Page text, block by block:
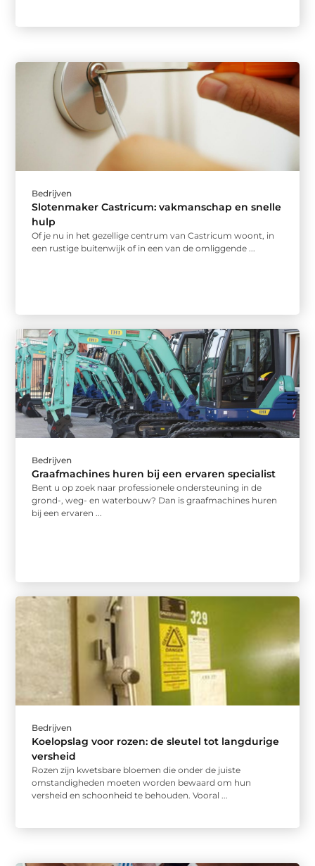
Bedrijven
Slotenmaker Castricum: vakmanschap en snelle
hulp
Of je nu in het gezellige centrum van Castricum woont, in
een rustige buitenwijk of in een van de omliggende ...
Bedrijven
Graafmachines huren bij een ervaren specialist
Bent u op zoek naar professionele ondersteuning in de
grond-, weg- en waterbouw? Dan is graafmachines huren
bij een ervaren ...
Bedrijven
Koelopslag voor rozen: de sleutel tot langdurige
versheid
Rozen zijn kwetsbare bloemen die onder de juiste
omstandigheden moeten worden bewaard om hun
versheid en schoonheid te behouden. Vooral ...